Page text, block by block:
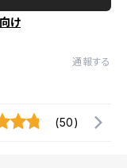
け
通報する
(50)